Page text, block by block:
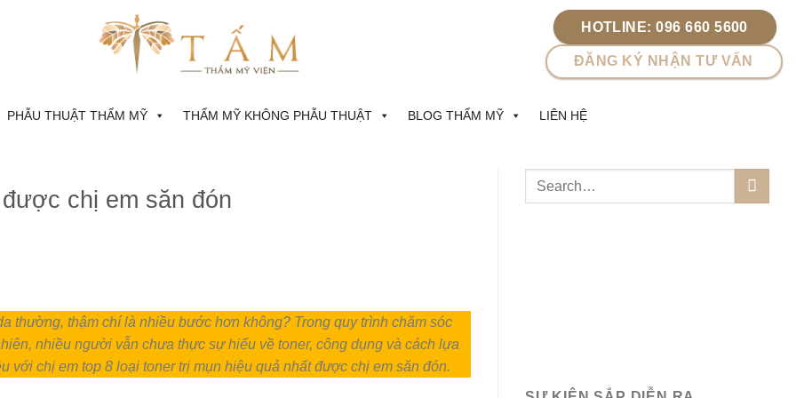
HOTLINE: 096 660 5600
ĐĂNG KÝ NHẬN TƯ VẤN
PHẪU THUẬT THẨM MỸ THẨM MỸ KHÔNG PHẪU THUẬT BLOG THẨM MỸ LIÊN HỆ
chị em săn đón
thường, thậm chí là nhiều bước hơn không? Trong quy trình chăm sóc
nhiều người vẫn chưa thực sự hiểu về toner, công dụng và cách lựa
với chị em top 8 loại toner trị mụn hiệu quả nhất được chị em săn đón.